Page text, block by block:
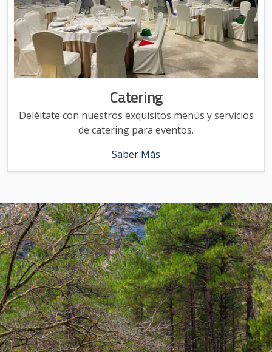
Catering
Deléitate con nuestros exquisitos menús y servicios
de catering para eventos.
Saber Más